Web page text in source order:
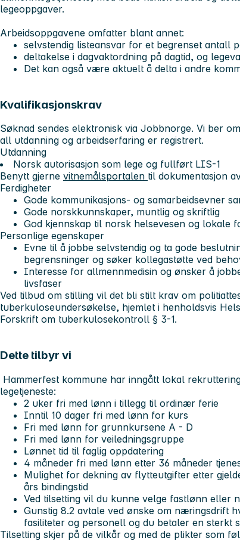
legeoppgaver.
Arbeidsoppgavene omfatter blant annet:
selvstendig listeansvar for et begrenset antall
deltakelse i dagvaktordning på dagtid, og
Det kan også være aktuelt å delta i andre
Kvalifikasjonskrav
Søknad sendes elektronisk via Jobbnorge. Vi ber
all utdanning og arbeidserfaring er registrert.
Utdanning
Norsk autorisasjon som lege og fullført LIS-1
Benytt gjerne vitnemålsportalen til dokumentasjon
Ferdigheter
Gode kommunikasjons- og samarbeidsevner
Gode norskkunnskaper, muntlig og skriftlig
God kjennskap til norsk helsevesen og lokale
Personlige egenskaper
Evne til å jobbe selvstendig og ta gode
begrensninger og søker kollegastøtte ved
Interesse for allmennmedisin og ønsker å
livsfaser
Ved tilbud om stilling vil det bli stilt krav om
tuberkuloseundersøkelse, hjemlet i henholdsvis
Forskrift om tuberkulosekontroll § 3-1.
Dette tilbyr vi
Hammerfest kommune har inngått lokal
legetjeneste:
2 uker fri med lønn i tillegg til ordinær ferie
Inntil 10 dager fri med lønn for kurs
Fri med lønn for grunnkursene A - D
Fri med lønn for veiledningsgruppe
Lønnet tid til faglig oppdatering
4 måneder fri med lønn etter 36 måneder
Mulighet for dekning av flytteutgifter etter
års bindingstid
Ved tilsetting vil du kunne velge fastlønn eller
Gunstig 8.2 avtale ved ønske om næringsdrift
fasiliteter og personell og du betaler en sterkt
Tilsetting skjer på de vilkår og med de plikter som